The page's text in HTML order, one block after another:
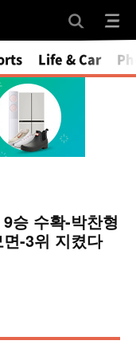
Mute
Life & Car
승 수확-박찬형
-3위 지켰다